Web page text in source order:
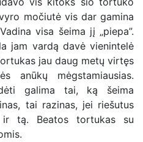
močiutė vis dar gamina
visa šeima jį „piepa”.
jam vardą davė vienintelė
jau daug metų virtęs
anūkų mėgstamiausias.
dėti galima tai, ką šeima
tai razinas, jei riešutus
tą. Beatos tortukas su